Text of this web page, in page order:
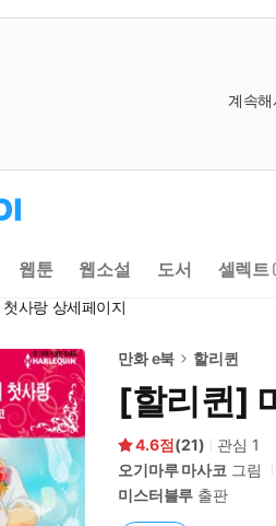
계속
웹툰 웹소설 도서 셀렉트
사랑 상세페이지
만화 e북 할리퀸
[할리퀸]
4.6 (21) 관심 1
오기마루 마사코 그림
미스터블루 출판